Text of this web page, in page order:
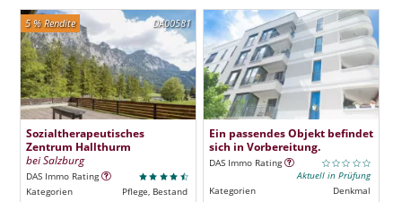
DA00581
5 % Rendite
Sozialtherapeutisches
Zentrum Hallthurm
bei Salzburg
DAS Immo Rating
Kategorien
Pflege, Bestand
Ein passendes Objekt befindet
sich in Vorbereitung.
DAS Immo Rating
Aktuell in Prüfung
Kategorien
Denkmal